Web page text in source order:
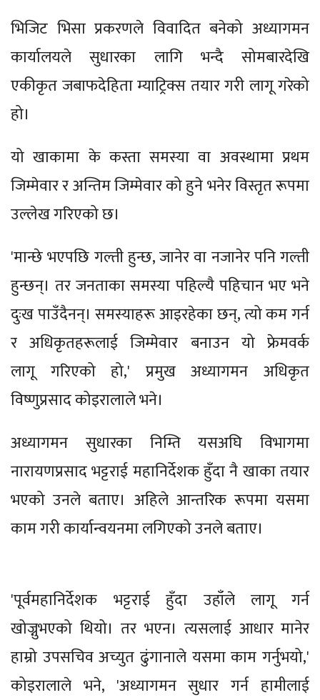
भिजिट भिसा प्रकरणले विवादित बनेको अध्यागमन
कार्यालयले सुधारका लागि भन्दै सोमबारदेखि
एकीकृत जबाफदेहिता म्याट्रिक्स तयार गरी लागू गरेको
हो।
यो खाकामा के कस्ता समस्या वा अवस्थामा प्रथम
जिम्मेवार र अन्तिम जिम्मेवार को हुने भनेर विस्तृत रूपमा
उल्लेख गरिएको छ।
'मान्छे भएपछि गल्ती हुन्छ, जानेर वा नजानेर पनि गल्ती
हुन्छन्। तर जनताका समस्या पहिल्यै पहिचान भए भने
दुःख पाउँदैनन्। समस्याहरू आइरहेका छन्, त्यो कम गर्न
र अधिकृतहरूलाई जिम्मेवार बनाउन यो फ्रेमवर्क
लागू गरिएको हो,' प्रमुख अध्यागमन अधिकृत
विष्णुप्रसाद कोइरालाले भने।
अध्यागमन सुधारका निम्ति यसअघि विभागमा
नारायणप्रसाद भट्टराई महानिर्देशक हुँदा नै खाका तयार
भएको उनले बताए। अहिले आन्तरिक रूपमा यसमा
काम गरी कार्यान्वयनमा लगिएको उनले बताए।
'पूर्वमहानिर्देशक भट्टराई हुँदा उहाँले लागू गर्न
खोज्नुभएको थियो। तर भएन। त्यसलाई आधार मानेर
हाम्रो उपसचिव अच्युत ढुंगानाले यसमा काम गर्नुभयो,'
कोइरालाले भने, 'अध्यागमन सुधार गर्न हामीलाई